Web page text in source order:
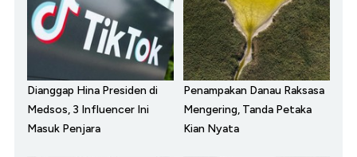
Dianggap Hina Presiden di
Medsos, 3 Influencer Ini
Masuk Penjara
Penampakan Danau Raksasa
Mengering, Tanda Petaka
Kian Nyata